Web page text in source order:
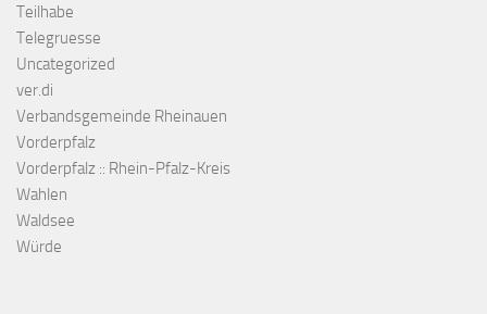
Teilhabe
Telegruesse
Uncategorized
ver.di
Verbandsgemeinde Rheinauen
Vorderpfalz
Vorderpfalz :: Rhein-Pfalz-Kreis
Wahlen
Waldsee
Würde